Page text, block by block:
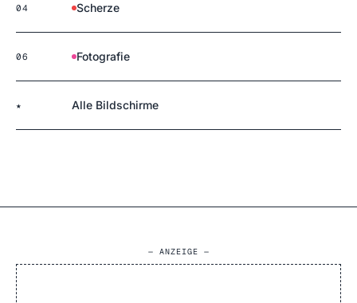
04 Scherze
06 Fotografie
★ Alle Bildschirme
— ANZEIGE —